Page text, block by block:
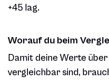
+45 lag.
Worauf du beim
Damit deine Werte
vergleichbar sind,